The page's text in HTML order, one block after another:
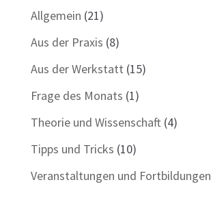
Allgemein (21)
Aus der Praxis (8)
Aus der Werkstatt (15)
Frage des Monats (1)
Theorie und Wissenschaft(4)
Tipps und Tricks (10)
Veranstaltungen und Fortbildungen